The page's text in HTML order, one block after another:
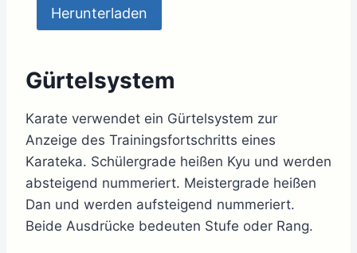
Herunterladen
Gürtelsystem
Karate verwendet ein Gürtelsystem zur
Anzeige des Trainingsfortschritts eines
Karateka. Schülergrade heißen Kyu und werden
absteigend nummeriert. Meistergrade heißen
Dan und werden aufsteigend nummeriert.
Beide Ausdrücke bedeuten Stufe oder Rang.